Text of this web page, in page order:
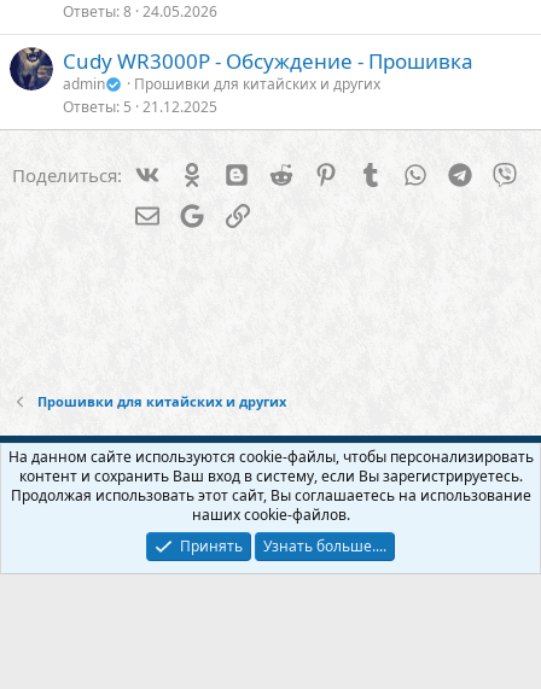
Ответы 8 24.05.2026
Cudy WR3000P - Обсуждение - Прошивка
admin
Прошивки для китайских и других
Ответы 5 21.12.2025
Поделиться: Vk Ok BloggerReddit PinterestTumblr WhatsApp
Электронная почта
GoogleСсылка
Прошивки для китайских и других
Русский (RU)
Обратная связь
Условия и правила
Политика конфиденциальности
Помощь
Прошивки и модификации для usb модема и wi-fi роутера - Бесплатно!
На данном сайте используются cookie-файлы, чтобы персонализировать
контент и сохранить Ваш вход в систему, если Вы зарегистрируетесь.
Продолжая использовать этот сайт, Вы соглашаетесь на использование
наших cookie-файлов.
Принять
Узнать больше....